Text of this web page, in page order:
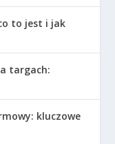
to jest i jak
targach:
kluczowe